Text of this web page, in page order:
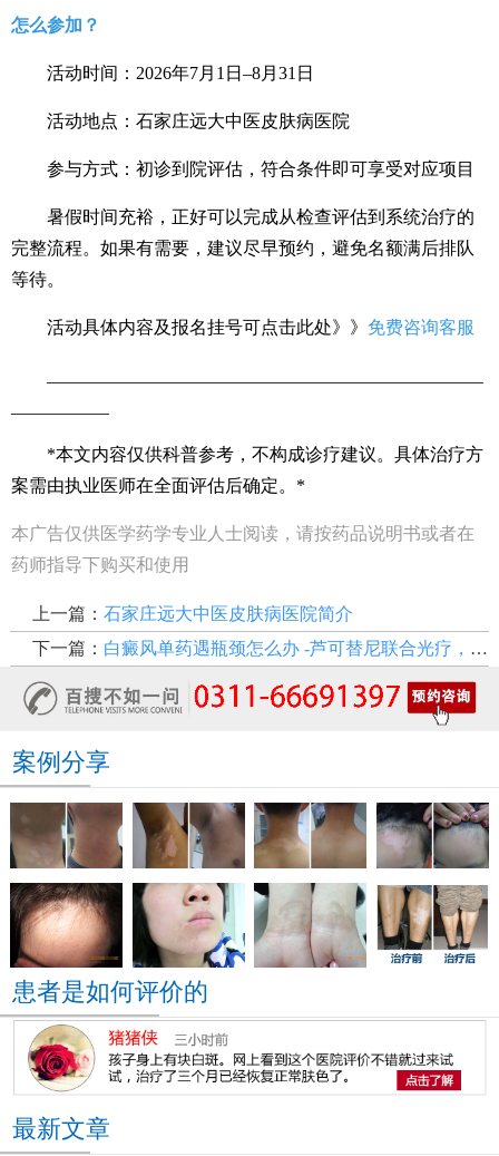
怎么参加？
活动时间：2026年7月1日–8月31日
活动地点：石家庄远大中医皮肤病医院
参与方式：初诊到院评估，符合条件即可享受对应项目
暑假时间充裕，正好可以完成从检查评估到系统治疗的
完整流程。如果有需要，建议尽早预约，避免名额满后排队
等待。
活动具体内容及报名挂号可点击此处》》 免费咨询客服
*本文内容仅供科普参考，不构成诊疗建议。具体治疗方
案需由执业医师在全面评估后确定。*
本广告仅供医学药学专业人士阅读，请按药品说明书或者在
药师指导下购买和使用
上一篇： 石家庄远大中医皮肤病医院简介
下一篇： 白癜风单药遇瓶颈怎么办 -芦可替尼联合光疗，让难治部位"跟上来"
案例分享
患者是如何评价的
最新文章